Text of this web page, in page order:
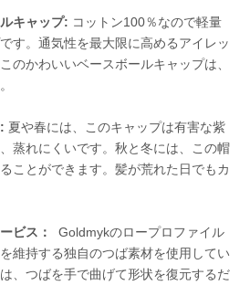
キャップ: コットン100％なので軽量
す。通気性を最大限に高めるアイレッ
のかわいいベースボールキャップは、
夏や春には、このキャップは有害な紫
蒸れにくいです。秋と冬には、この帽
ことができます。髪が荒れた日でもカ
ビス：
Goldmykのロープロファイル
維持する独自のつば素材を使用してい
、つばを手で曲げて形状を復元するだ